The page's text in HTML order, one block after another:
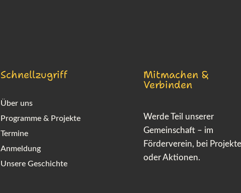
Schnellzugriff
Über uns
Programme & Projekte
Termine
Anmeldung
Unsere Geschichte
Mitmachen &
Verbinden
Werde Teil unserer
Gemeinschaft – im
Förderverein, bei
oder Aktionen.